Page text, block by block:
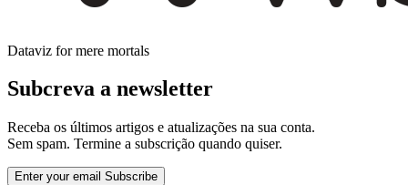
Dataviz for mere mortals
Subcreva a newsletter
Receba os últimos artigos e atualizações na sua conta.
Sem spam. Termine a subscrição quando quiser.
Enter your email Subscribe